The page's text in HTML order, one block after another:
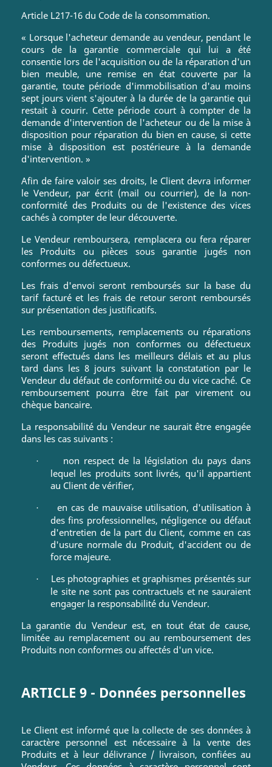
Article L217-16 du Code de la consommation.
« Lorsque l'acheteur demande au vendeur, pendant le
cours de la garantie commerciale qui lui a été
consentie lors de l'acquisition ou de la réparation d'un
bien meuble, une remise en état couverte par la
garantie, toute période d'immobilisation d'au moins
sept jours vient s'ajouter à la durée de la garantie qui
restait à courir. Cette période court à compter de la
demande d'intervention de l'acheteur ou de la mise à
disposition pour réparation du bien en cause, si cette
mise à disposition est postérieure à la demande
d'intervention. »
Afin de faire valoir ses droits, le Client devra informer
le Vendeur, par écrit (mail ou courrier), de la non-
conformité des Produits ou de l'existence des vices
cachés à compter de leur découverte.
Le Vendeur remboursera, remplacera ou fera réparer
les Produits ou pièces sous garantie jugés non
conformes ou défectueux.
Les frais d'envoi seront remboursés sur la base du
tarif facturé et les frais de retour seront remboursés
sur présentation des justificatifs.
Les remboursements, remplacements ou réparations
des Produits jugés non conformes ou défectueux
seront effectués dans les meilleurs délais et au plus
tard dans les 8 jours suivant la constatation par le
Vendeur du défaut de conformité ou du vice caché. Ce
remboursement pourra être fait par virement ou
chèque bancaire.
La responsabilité du Vendeur ne saurait être engagée
dans les cas suivants :
·
non respect de la législation du pays dans
lequel les produits sont livrés, qu'il appartient
au Client de vérifier,
·
en cas de mauvaise utilisation, d'utilisation à
des fins professionnelles, négligence ou défaut
d'entretien de la part du Client, comme en cas
d'usure normale du Produit, d'accident ou de
force majeure.
·
Les photographies et graphismes présentés sur
le site ne sont pas contractuels et ne sauraient
engager la responsabilité du Vendeur.
La garantie du Vendeur est, en tout état de cause,
limitée au remplacement ou au remboursement des
Produits non conformes ou affectés d'un vice.
ARTICLE 9 - Données personnelles
Le Client est informé que la collecte de ses données à
caractère personnel est nécessaire à la vente des
Produits et à leur délivrance / livraison, confiées au